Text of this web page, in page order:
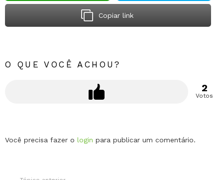
Copiar link
O QUE VOCÊ ACHOU?
2
Votos
Deixe
Você precisa fazer o login para publicar um comentário.